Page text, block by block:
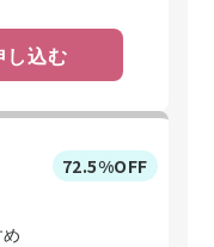
し込む
72.5%OFF